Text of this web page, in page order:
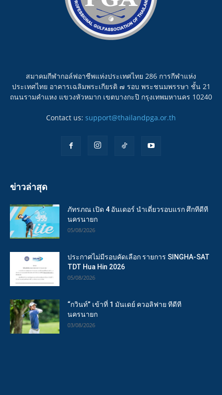
สมาคมกีฬากอล์ฟอาชีพแห่งประเทศไทย 286 การกีฬาแห่ง
ประเทศไทย อาคารเฉลิมพระเกียรติ ๗ รอบ พระชนมพรรษา ชั้น 21
ถนนรามคำแหง แขวงหัวหมาก เขตบางกะปิ กรุงเทพมหานคร 10240
Contact us: support@thailandpga.or.th
ข่าวล่าสุด
ภัทรภณ เปิด 4 อันเดอร์ นำเดี่ยวรอบแรก ศึกทีดีที
นครนายก
05/08/2026
ประกาศไม่มีรอบคัดเลือก รายการ SINGHA-SAT
TDT Hua Hin 2026
05/08/2026
“กวินท์” เข้าที่ 1 มันเดย์ ควอลิฟาย ทีดีที
นครนายก
03/08/2026